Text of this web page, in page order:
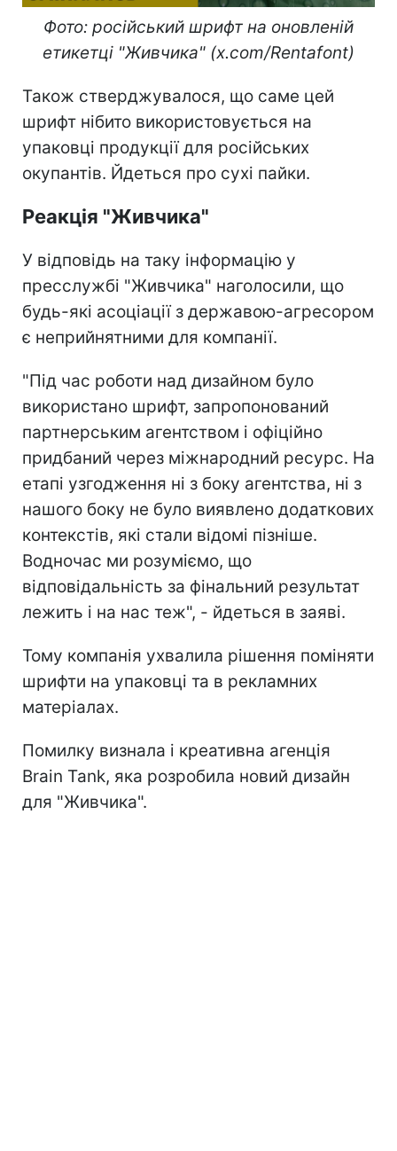
Фото: російський шрифт на оновленій
етикетці "Живчика" (x.com/Rentafont)
Також стверджувалося, що саме цей
шрифт нібито використовується на
упаковці продукції для російських
окупантів. Йдеться про сухі пайки.
Реакція "Живчика"
У відповідь на таку інформацію у
пресслужбі "Живчика" наголосили, що
будь-які асоціації з державою-агресором
є неприйнятними для компанії.
"Під час роботи над дизайном було
використано шрифт, запропонований
партнерським агентством і офіційно
придбаний через міжнародний ресурс. На
етапі узгодження ні з боку агентства, ні з
нашого боку не було виявлено додаткових
контекстів, які стали відомі пізніше.
Водночас ми розуміємо, що
відповідальність за фінальний результат
лежить і на нас теж", - йдеться в заяві.
Тому компанія ухвалила рішення поміняти
шрифти на упаковці та в рекламних
матеріалах.
Помилку визнала і креативна агенція
Brain Tank, яка розробила новий дизайн
для "Живчика".